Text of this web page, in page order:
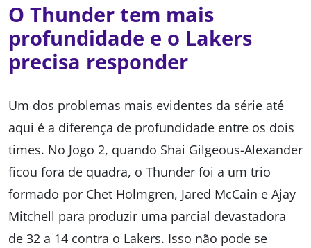
O Thunder tem mais
profundidade e o Lakers
precisa responder
Um dos problemas mais evidentes da série até
aqui é a diferença de profundidade entre os dois
times. No Jogo 2, quando Shai Gilgeous-Alexander
ficou fora de quadra, o Thunder foi a um trio
formado por Chet Holmgren, Jared McCain e Ajay
Mitchell para produzir uma parcial devastadora
de 32 a 14 contra o Lakers. Isso não pode se